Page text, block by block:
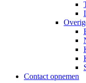
Contact opnemen